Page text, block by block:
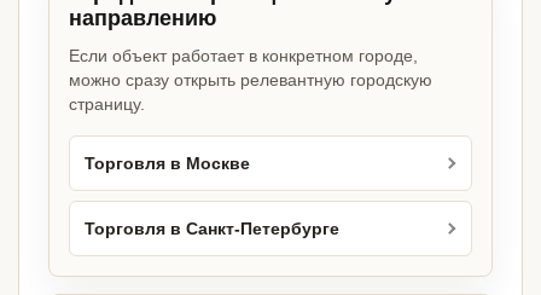
направлению
Если объект работает в конкретном городе,
можно сразу открыть релевантную городскую
страницу.
Торговля в Москве
Торговля в Санкт-Петербурге